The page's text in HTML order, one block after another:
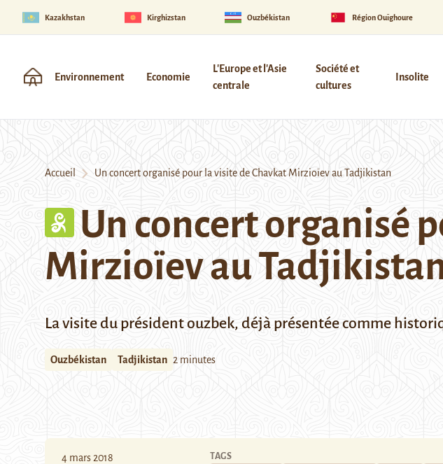
Kazakhstan Kirghizstan Ouzbékistan Région Ouïghoure
Environnement Economie
L'Europe et l'Asie
centrale
Société et
cultures
Insolite
Accueil Un concert organisé pour la visite de Chavkat Mirzioïev au Tadjikistan
Un concert organisé
Mirzioïev au
La visite du président ouzbek, déjà présentée comme
Ouzbékistan Tadjikistan 2 minutes
4 mars 2018 TAGS